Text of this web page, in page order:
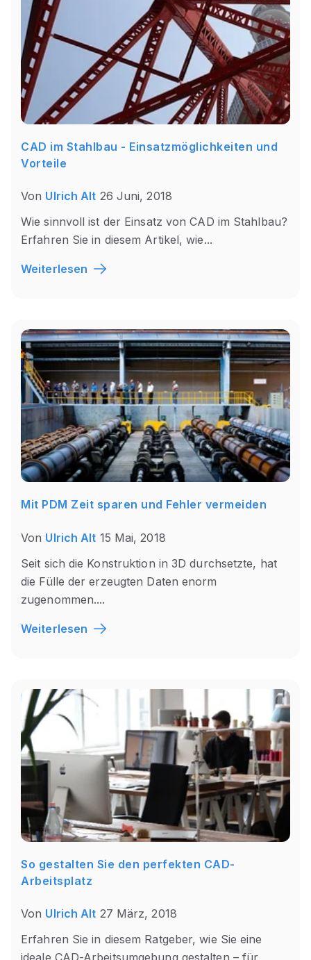
CAD im Stahlbau - Einsatzmöglichkeiten und
Vorteile
Von Ulrich Alt 26 Juni, 2018
Wie sinnvoll ist der Einsatz von CAD im Stahlbau?
Erfahren Sie in diesem Artikel, wie...
Weiterlesen
Mit PDM Zeit sparen und Fehler vermeiden
Von Ulrich Alt 15 Mai, 2018
Seit sich die Konstruktion in 3D durchsetzte, hat
die Fülle der erzeugten Daten enorm
zugenommen....
Weiterlesen
So gestalten Sie den perfekten CAD-
Arbeitsplatz
Von Ulrich Alt 27 März, 2018
Erfahren Sie in diesem Ratgeber, wie Sie eine
ideale CAD-Arbeitsumgebung gestalten – für